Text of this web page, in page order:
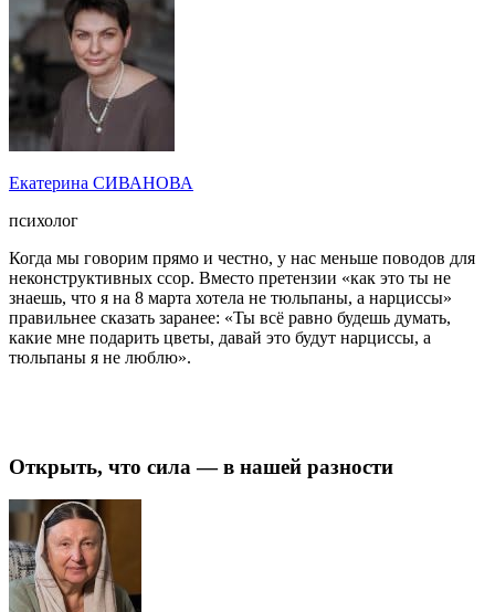
Екатерина СИВАНОВА
психолог
Когда мы говорим прямо и честно, у нас меньше поводов для
неконструктивных ссор. Вместо претензии «как это ты не
знаешь, что я на 8 марта хотела не тюльпаны, а нарциссы»
правильнее сказать заранее: «Ты всё равно будешь думать,
какие мне подарить цветы, давай это будут нарциссы, а
тюльпаны я не люблю».
Открыть, что сила ― в нашей разности